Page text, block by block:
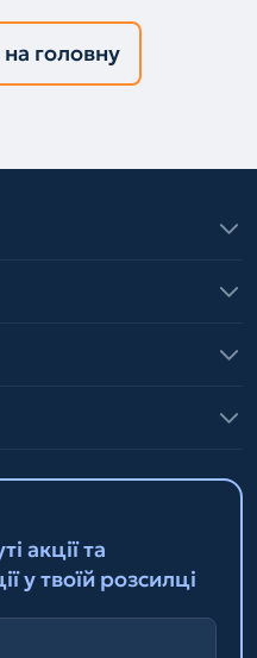
головну
акції та
у твоїй розсилці